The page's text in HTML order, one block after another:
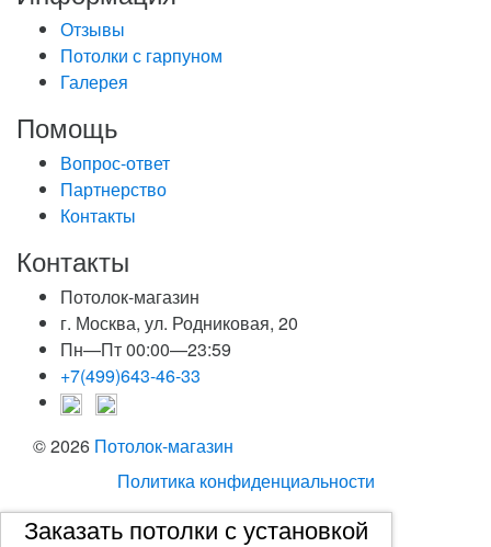
Отзывы
Потолки с гарпуном
Галерея
Помощь
Вопрос-ответ
Партнерство
Контакты
Контакты
Потолок-магазин
г. Москва, ул. Родниковая, 20
Пн—Пт 00:00—23:59
+7(499)643-46-33
© 2026 Потолок-магазин
Политика конфиденциальности
Заказать потолки с установкой